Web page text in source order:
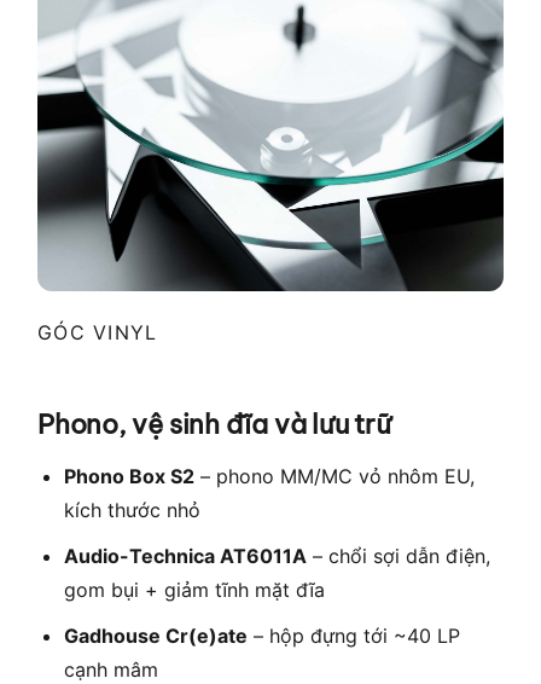
GÓC VINYL
Phono, vệ sinh đĩa và lưu trữ
Phono Box S2– phono MM/MC vỏ nhôm EU,
kích thước nhỏ
Audio-Technica AT6011A– chổi sợi dẫn điện,
gom bụi + giảm tĩnh mặt đĩa
Gadhouse Cr(e)ate – hộp đựng tới ~40 LP
cạnh mâm